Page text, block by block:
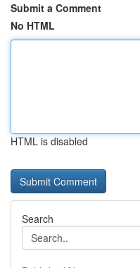
Submit a Comment
No HTML
HTML is disabled
Search